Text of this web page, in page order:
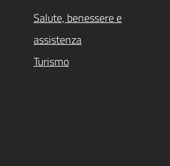
Salute, benessere e
assistenza
Turismo